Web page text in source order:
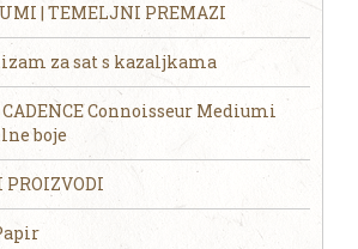
| TEMELJNI PREMAZI
za sat s kazaljkama
CADENCE Connoisseur Mediumi
boje
PROIZVODI